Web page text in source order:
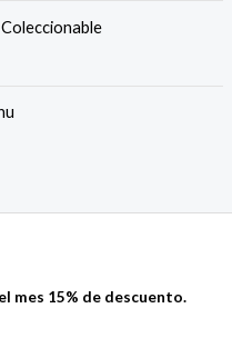
mes 15% de descuento.